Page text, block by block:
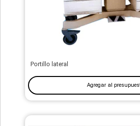
Portillo lateral
Agregar al